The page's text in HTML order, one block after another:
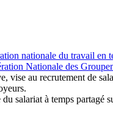
nationale du travail en
Nationale des
vise au recrutement de
salariat à temps partagé